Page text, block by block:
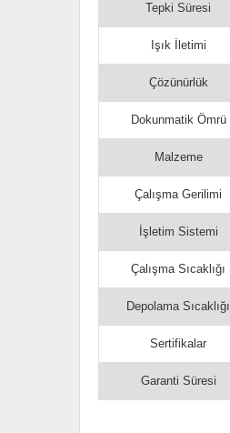
Tepki Süresi
Işık İletimi
Çözünürlük
Dokunmatik Ömrü
Malzeme
Çalışma Gerilimi
İşletim Sistemi
Çalışma Sıcaklığı
Depolama Sıcaklığı
Sertifikalar
Garanti Süresi